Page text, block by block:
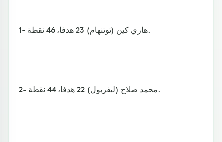
1- هاري كين (توتنهام) 23 هدفا، 46 نقطة.
2- محمد صلاح (ليفربول) 22 هدفا، 44 نقطة.